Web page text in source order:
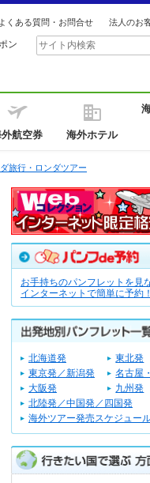
よくある質問・お問合せ 法人のお
ン
航空券 海外ホテル
旅行・ロンダツアー
お手持ちのパンフレットを見
インターネットで簡単に予約！
北海道発
東北発
東京発／新潟発
名古屋
大阪発
九州発
北陸発／中国発／四国発
海外ツアー発売スケジュー